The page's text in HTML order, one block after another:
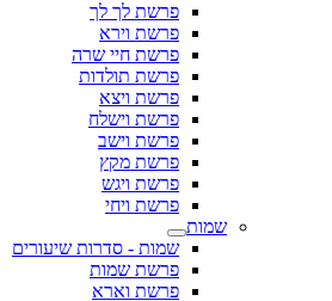
פרשת לך לך
פרשת וירא
פרשת חיי שרה
פרשת תולדות
פרשת ויצא
פרשת וישלח
פרשת וישב
פרשת מקץ
פרשת ויגש
פרשת ויחי
שמות
שמות - סדרות שיעורים
פרשת שמות
פרשת וארא